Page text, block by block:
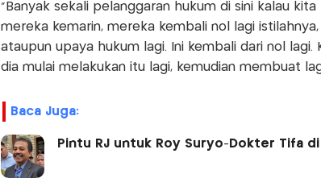
"Banyak sekali pelanggaran hukum di sini kalau
mereka kemarin, mereka kembali nol lagi
ataupun upaya hukum lagi. Ini kembali dari nol
dia mulai melakukan itu lagi, kemudian membuat
Baca Juga:
Pintu RJ untuk Roy Suryo-Dokter Tifa